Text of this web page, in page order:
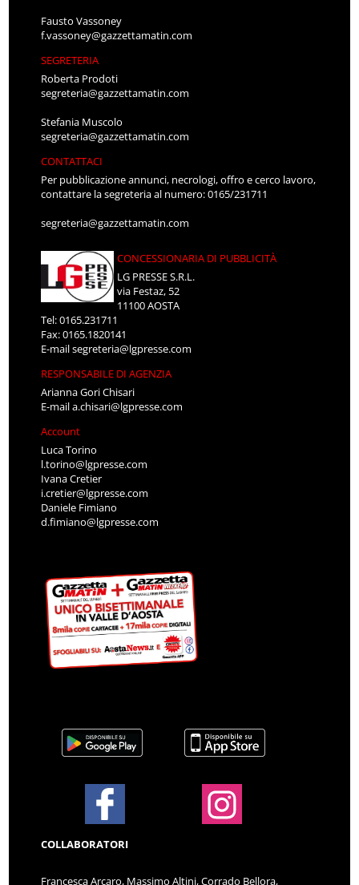
Fausto Vassoney
f.vassoney@gazzettamatin.com
SEGRETERIA
Roberta Prodoti
segreteria@gazzettamatin.com
Stefania Muscolo
segreteria@gazzettamatin.com
CONTATTACI
Per pubblicazione annunci, necrologi, offro e cerco lavoro,
contattare la segreteria al numero: 0165/231711
segreteria@gazzettamatin.com
CONCESSIONARIA DI PUBBLICITÀ
LG PRESSE S.R.L.
via Festaz, 52
11100 AOSTA
Tel: 0165.231711
Fax: 0165.1820141
E-mailsegreteria@lgpresse.com
RESPONSABILE DI AGENZIA
Arianna Gori Chisari
E-maila.chisari@lgpresse.com
Account
Luca Torino
l.torino@lgpresse.com
Ivana Cretier
i.cretier@lgpresse.com
Daniele Fimiano
d.fimiano@lgpresse.com
COLLABORATORI
Francesca Arcaro, Massimo Altini, Corrado Bellora,